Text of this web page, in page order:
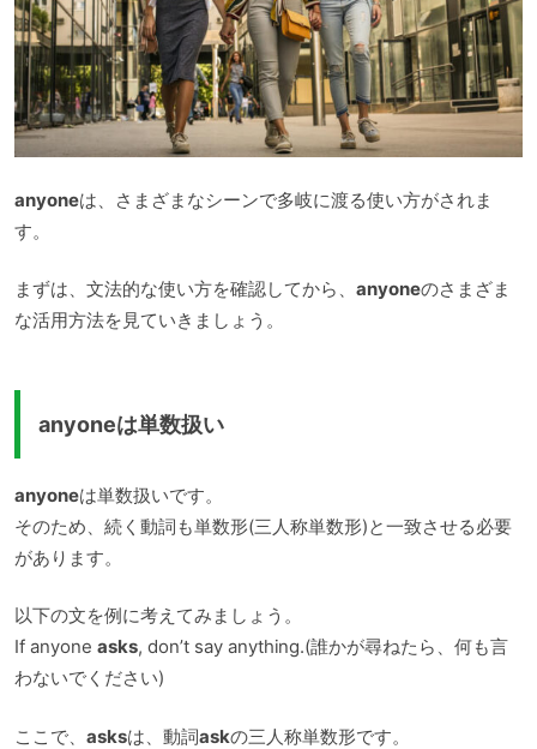
anyoneは、さまざまなシーンで多岐に渡る使い方がされま
す。
まずは、文法的な使い方を確認してから、 anyoneのさまざま
な活用方法を見ていきましょう。
anyoneは単数扱い
anyoneは単数扱いです。
そのため、続く動詞も単数形(三人称単数形)と一致させる必要
があります。
以下の文を例に考えてみましょう。
If anyone asks, don’t say anything.(誰かが尋ねたら、何も言
わないでください)
ここで、 asksは、動詞askの三人称単数形です。